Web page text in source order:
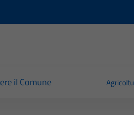
il Comune